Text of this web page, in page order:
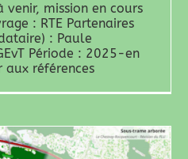
venir, mission en cours
: RTE Partenaires
: Paule
Période : 2025-en
aux références